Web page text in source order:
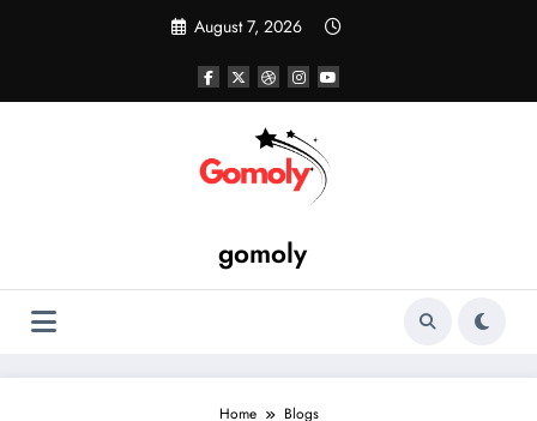
August 7, 2026
gomoly
Home
Blogs